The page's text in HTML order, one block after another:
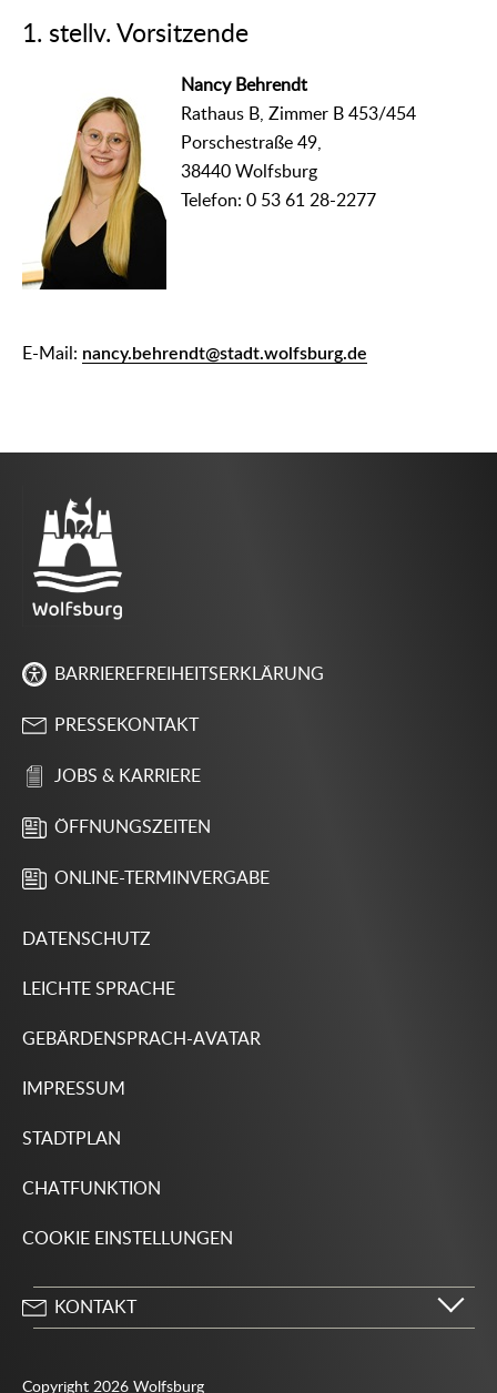
1. stellv. Vorsitzende
Nancy Behrendt
Rathaus B, Zimmer B 453/454
Porschestraße 49,
38440 Wolfsburg
Telefon: 0 53 61 28-2277
E-Mail: nancy.behrendt@stadt.wolfsburg.de
BARRIEREFREIHEITSERKLÄRUNG
PRESSEKONTAKT
JOBS & KARRIERE
ÖFFNUNGSZEITEN
ONLINE-TERMINVERGABE
DATENSCHUTZ
LEICHTE SPRACHE
GEBÄRDENSPRACH-AVATAR
IMPRESSUM
STADTPLAN
CHATFUNKTION
COOKIE EINSTELLUNGEN
KONTAKT
Copyright 2026 Wolfsburg